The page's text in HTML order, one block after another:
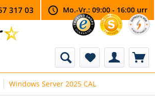
317 03 Mo.-Vr.: 09:00 - 16:00 urr
Windows Server 2025 CAL